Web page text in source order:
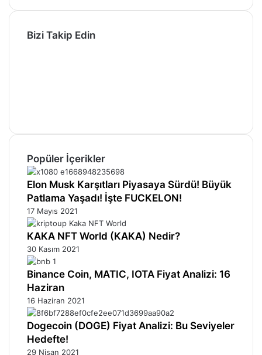
Bizi Takip Edin
Popüler İçerikler
Elon Musk Karşıtları Piyasaya Sürdü! Büyük
Patlama Yaşadı! İşte FUCKELON!
17 Mayıs 2021
KAKA NFT World (KAKA) Nedir?
30 Kasım 2021
Binance Coin, MATIC, IOTA Fiyat Analizi: 16
Haziran
16 Haziran 2021
Dogecoin (DOGE) Fiyat Analizi: Bu Seviyeler
Hedefte!
29 Nisan 2021